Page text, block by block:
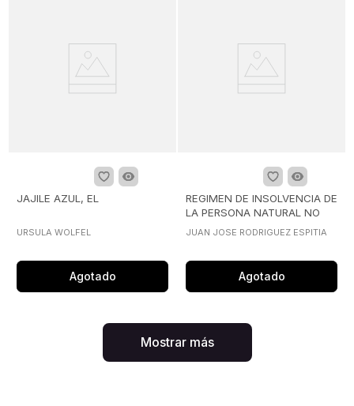
JAJILE AZUL, EL
URSULA WOLFEL
Agotado
REGIMEN DE INSOLVENCIA DE
LA PERSONA NATURAL NO
COMERCIANTE
JUAN JOSE RODRIGUEZ ESPITIA
Agotado
Mostrar más